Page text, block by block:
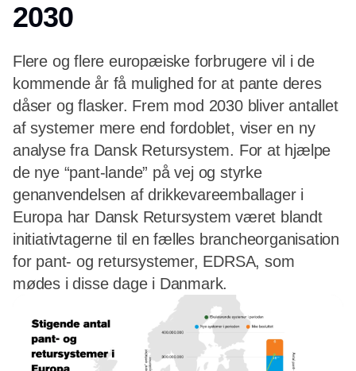
2030
Flere og flere europæiske forbrugere vil i de
kommende år få mulighed for at pante deres
dåser og flasker. Frem mod 2030 bliver antallet
af systemer mere end fordoblet, viser en ny
analyse fra Dansk Retursystem. For at hjælpe
de nye “pant-lande” på vej og styrke
genanvendelsen af drikkevareemballager i
Europa har Dansk Retursystem været blandt
initiativtagerne til en fælles brancheorganisation
for pant- og retursystemer, EDRSA, som
mødes i disse dage i Danmark.